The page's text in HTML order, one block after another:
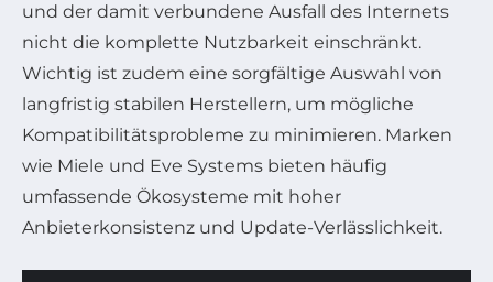
und der damit verbundene Ausfall des Internets
nicht die komplette Nutzbarkeit einschränkt.
Wichtig ist zudem eine sorgfältige Auswahl von
langfristig stabilen Herstellern, um mögliche
Kompatibilitätsprobleme zu minimieren. Marken
wie Miele und Eve Systems bieten häufig
umfassende Ökosysteme mit hoher
Anbieterkonsistenz und Update-Verlässlichkeit.